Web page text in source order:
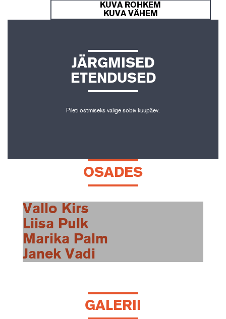
KUVA ROHKEM
KUVA VÄHEM
JÄRGMISED
ETENDUSED
Pileti ostmiseks valige sobiv kuupäev.
OSADES
Vallo Kirs
Liisa Pulk
Marika Palm
Janek Vadi
GALERII